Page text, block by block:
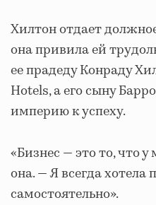
Хилтон отдает
она привила ей
ее прадеду Конраду
Hotels, а его сыну
империю к успеху.
«Бизнес — это то, что
она. — Я всегда хотела
самостоятельно».